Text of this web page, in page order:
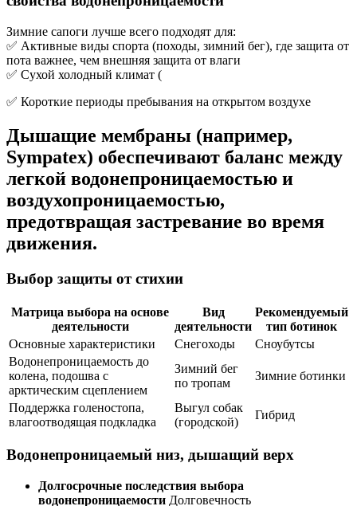
Зимние сапоги лучше всего подходят для:
✅ Активные виды спорта (походы, зимний бег), где защита от
пота важнее, чем внешняя защита от влаги
✅ Сухой холодный климат (
✅ Короткие периоды пребывания на открытом воздухе
Дышащие мембраны (например,
Sympatex) обеспечивают баланс между
легкой водонепроницаемостью и
воздухопроницаемостью,
предотвращая застревание во время
движения.
Выбор защиты от стихии
Матрица выбора на основе
деятельности
Вид
деятельности
Рекомендуемый
тип ботинок
Основные характеристики
Снегоходы
Сноубутсы
Водонепроницаемость до
колена, подошва с
арктическим сцеплением
Зимний бег
по тропам
Зимние ботинки
Поддержка голеностопа,
влагоотводящая подкладка
Выгул собак
(городской)
Гибрид
Водонепроницаемый низ, дышащий верх
Долгосрочные последствия выбора
водонепроницаемости Долговечность